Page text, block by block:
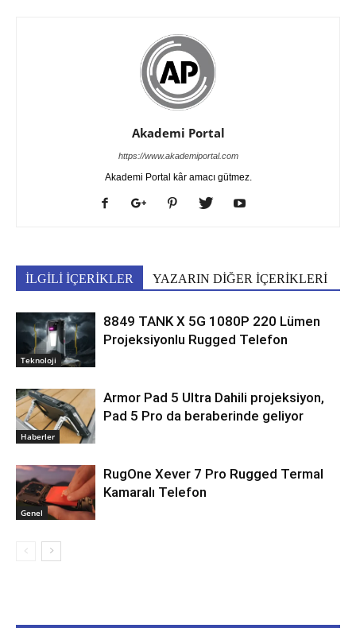
Akademi Portal
https://www.akademiportal.com
Akademi Portal kâr amacı gütmez.
İLGİLİ İÇERİKLER YAZARIN DİĞER İÇERİKLERİ
Teknoloji
8849 TANK X 5G 1080P 220 Lümen
Projeksiyonlu Rugged Telefon
Haberler
Armor Pad 5 Ultra Dahili projeksiyon,
Pad 5 Pro da beraberinde geliyor
Genel
RugOne Xever 7 Pro Rugged Termal
Kamaralı Telefon